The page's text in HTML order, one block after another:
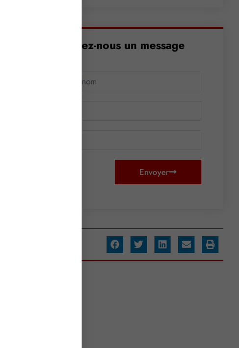
Envoyez-nous un message
Envoyer